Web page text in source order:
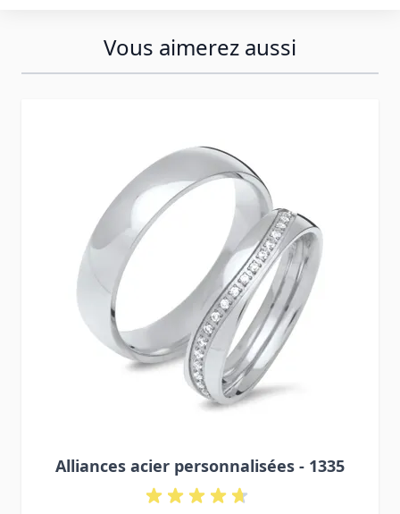
Vous aimerez aussi
Alliances acier personnalisées - 1335